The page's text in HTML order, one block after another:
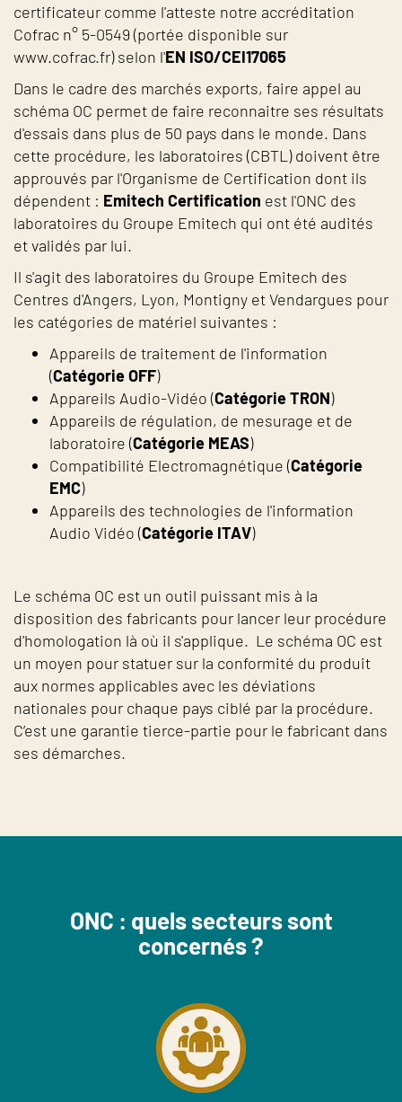
certificateur comme l'atteste notre accréditation
Cofrac n° 5-0549 (portée disponible sur
www.cofrac.fr) selon l'EN ISO/CEI17065
Dans le cadre des marchés exports, faire appel au
schéma OC permet de faire reconnaitre ses résultats
d'essais dans plus de 50 pays dans le monde. Dans
cette procédure, les laboratoires (CBTL) doivent être
approuvés par l'Organisme de Certification dont ils
dépendent : Emitech Certification est l'ONC des
laboratoires du Groupe Emitech qui ont été audités
et validés par lui.
Il s'agit des laboratoires du Groupe Emitech des
Centres d'Angers, Lyon, Montigny et Vendargues pour
les catégories de matériel suivantes :
Appareils de traitement de l'information
(Catégorie OFF)
Appareils Audio-Vidéo (Catégorie TRON)
Appareils de régulation, de mesurage et de
laboratoire (Catégorie MEAS)
Compatibilité Electromagnétique (Catégorie
EMC)
Appareils des technologies de l'information
Audio Vidéo (Catégorie ITAV)
Le schéma OC est un outil puissant mis à la
disposition des fabricants pour lancer leur procédure
d'homologation là où il s'applique. Le schéma OC est
un moyen pour statuer sur la conformité du produit
aux normes applicables avec les déviations
nationales pour chaque pays ciblé par la procédure.
C’est une garantie tierce-partie pour le fabricant dans
ses démarches.
ONC : quels secteurs sont
concernés ?